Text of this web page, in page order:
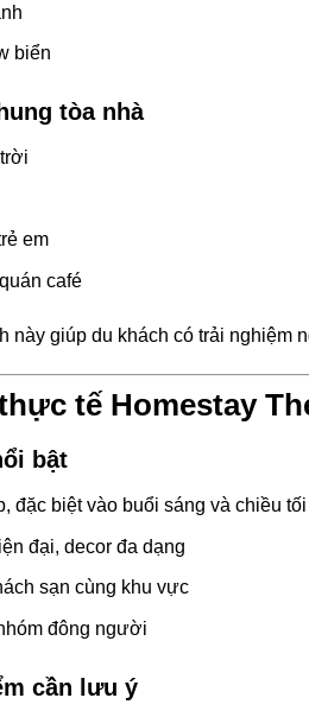
biển
tòa nhà
em
café
này giúp du khách có trải nghiệm
tế Homestay
bật
đặc biệt vào buổi sáng và chiều tối
đại, decor đa dạng
sạn cùng khu vực
đông người
cần lưu ý